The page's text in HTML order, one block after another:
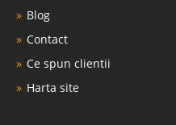
Blog
Contact
Ce spun clientii
Harta site